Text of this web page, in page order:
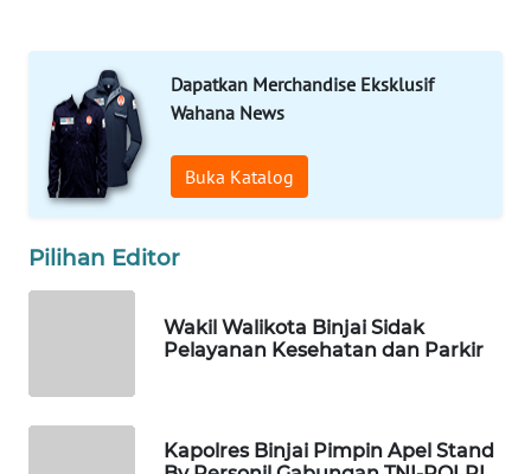
Dapatkan Merchandise Eksklusif
Wahana News
Buka Katalog
Pilihan Editor
Wakil Walikota Binjai Sidak
Pelayanan Kesehatan dan Parkir
Kapolres Binjai Pimpin Apel Stand
WATCH
MKLI
LPKKI